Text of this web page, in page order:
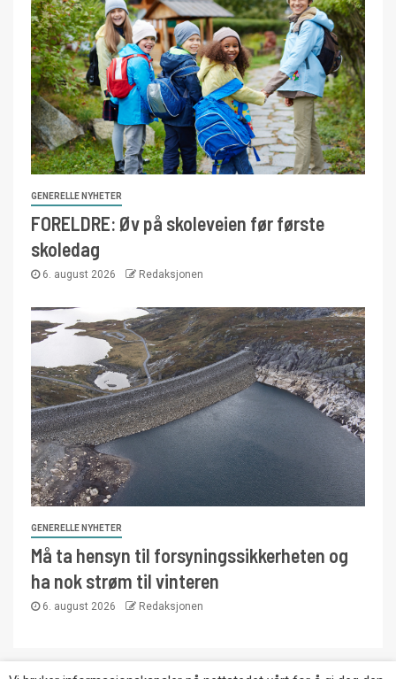
GENERELLE NYHETER
FORELDRE: Øv på skoleveien før første
skoledag
6. august 2026 Redaksjonen
GENERELLE NYHETER
Må ta hensyn til forsyningssikkerheten og
ha nok strøm til vinteren
6. august 2026 Redaksjonen